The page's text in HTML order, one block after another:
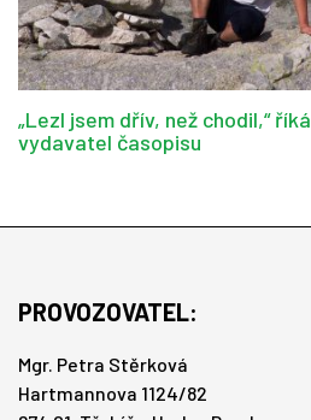
„Lezl jsem dřív, než chodil,“ říká
vydavatel časopisu
PROVOZOVATEL:
Mgr. Petra Stěrková
Hartmannova 1124/82